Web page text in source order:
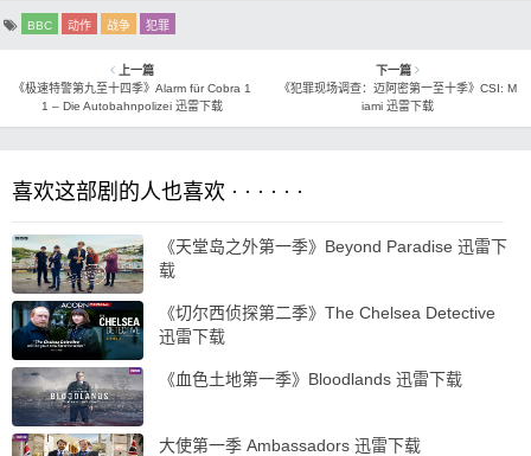
BBC 动作 战争 犯罪
上一篇
《极速特警第九至十四季》Alarm für Cobra 1
1 – Die Autobahnpolizei 迅雷下载
下一篇
《犯罪现场调查：迈阿密第一至十季》CSI: M
iami 迅雷下载
喜欢这部剧的人也喜欢 · · · · · ·
《天堂岛之外第一季》Beyond Paradise 迅雷下
载
《切尔西侦探第二季》The Chelsea Detective
迅雷下载
《血色土地第一季》Bloodlands 迅雷下载
大使第一季 Ambassadors 迅雷下载